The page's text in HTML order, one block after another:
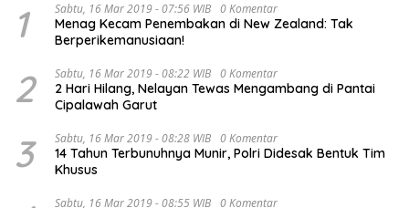
1 Sabtu, 16 Mar 2019 - 07:56 WIB 0 Komentar
Menag Kecam Penembakan di New Zealand: Tak
Berperikemanusiaan!
2 Sabtu, 16 Mar 2019 - 08:22 WIB 0 Komentar
2 Hari Hilang, Nelayan Tewas Mengambang di Pantai
Cipalawah Garut
3 Sabtu, 16 Mar 2019 - 08:28 WIB 0 Komentar
14 Tahun Terbunuhnya Munir, Polri Didesak Bentuk Tim
Khusus
Sabtu, 16 Mar 2019 - 08:55 WIB 0 Komentar